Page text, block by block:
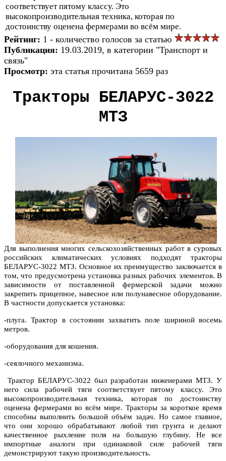
соответствует пятому классу. Это
высокопроизводительная техника, которая по
достоинству оценена фермерами во всём мире.
Рейтинг: 1 - количество голосов за статью
Публикация: 19.03.2019, в категории "Транспорт и
связь"
Просмотр: эта статья прочитана 5659 раз
Тракторы БЕЛАРУС-3022
МТЗ
Для выполнения многих сельскохозяйственных работ в суровых
российских климатических условиях подходят тракторы
БЕЛАРУС-3022 МТЗ. Основное их преимущество заключается в
том, что предусмотрена установка разных рабочих элементов. В
зависимости от поставленной фермерской задачи можно
закрепить прицепное, навесное или полунавесное оборудование.
В частности допускается установка:
-плуга. Трактор в состоянии захватить поле шириной восемь
метров.
-оборудования для кошения.
-сеялочного механизма.
Трактор БЕЛАРУС-3022 был разработан инженерами МТЗ. У
него сила рабочей тяги соответствует пятому классу. Это
высокопроизводительная техника, которая по достоинству
оценена фермерами во всём мире. Тракторы за короткое время
способны выполнить большой объём задач. Но самое главное,
что они хорошо обрабатывают любой тип грунта и делают
качественное рыхление поля на большую глубину. Не все
импортные аналоги при одинаковой силе рабочей тяги
демонстрируют такую производительность.